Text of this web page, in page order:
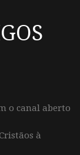
o canal aberto
à